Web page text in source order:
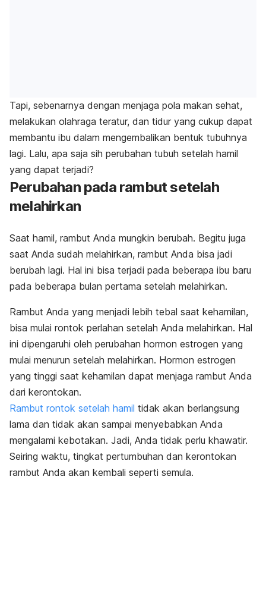
Tapi, sebenarnya dengan menjaga pola makan sehat,
melakukan olahraga teratur, dan tidur yang cukup dapat
membantu ibu dalam mengembalikan bentuk tubuhnya
lagi. Lalu, apa saja sih perubahan tubuh setelah hamil
yang dapat terjadi?
Perubahan pada rambut setelah
melahirkan
Saat hamil, rambut Anda mungkin berubah. Begitu juga
saat Anda sudah melahirkan, rambut Anda bisa jadi
berubah lagi. Hal ini bisa terjadi pada beberapa ibu baru
pada beberapa bulan pertama setelah melahirkan.
Rambut Anda yang menjadi lebih tebal saat kehamilan,
bisa mulai rontok perlahan setelah Anda melahirkan. Hal
ini dipengaruhi oleh perubahan hormon estrogen yang
mulai menurun setelah melahirkan. Hormon estrogen
yang tinggi saat kehamilan dapat menjaga rambut Anda
dari kerontokan.
Rambut rontok setelah hamil tidak akan berlangsung
lama dan tidak akan sampai menyebabkan Anda
mengalami kebotakan. Jadi, Anda tidak perlu khawatir.
Seiring waktu, tingkat pertumbuhan dan kerontokan
rambut Anda akan kembali seperti semula.